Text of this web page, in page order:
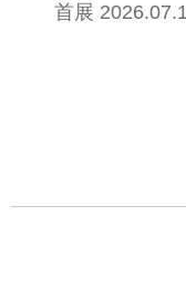
首展